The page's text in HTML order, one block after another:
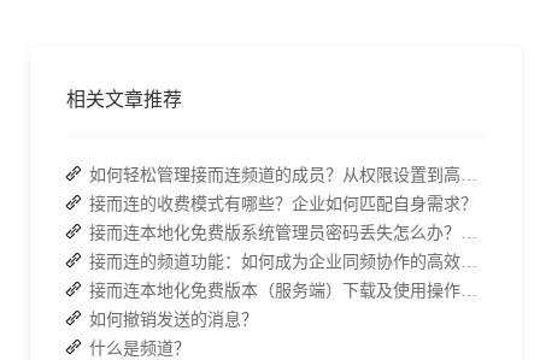
相关文章推荐
如何轻松管理接而连频道的成员？从权限设置到高效协作全指南
接而连的收费模式有哪些？企业如何匹配自身需求？
接而连本地化免费版系统管理员密码丢失怎么办？两种解决方案帮你快速恢复权限
接而连的频道功能：如何成为企业同频协作的高效枢纽？
接而连本地化免费版本（服务端）下载及使用操作手册
如何撤销发送的消息？
什么是频道？